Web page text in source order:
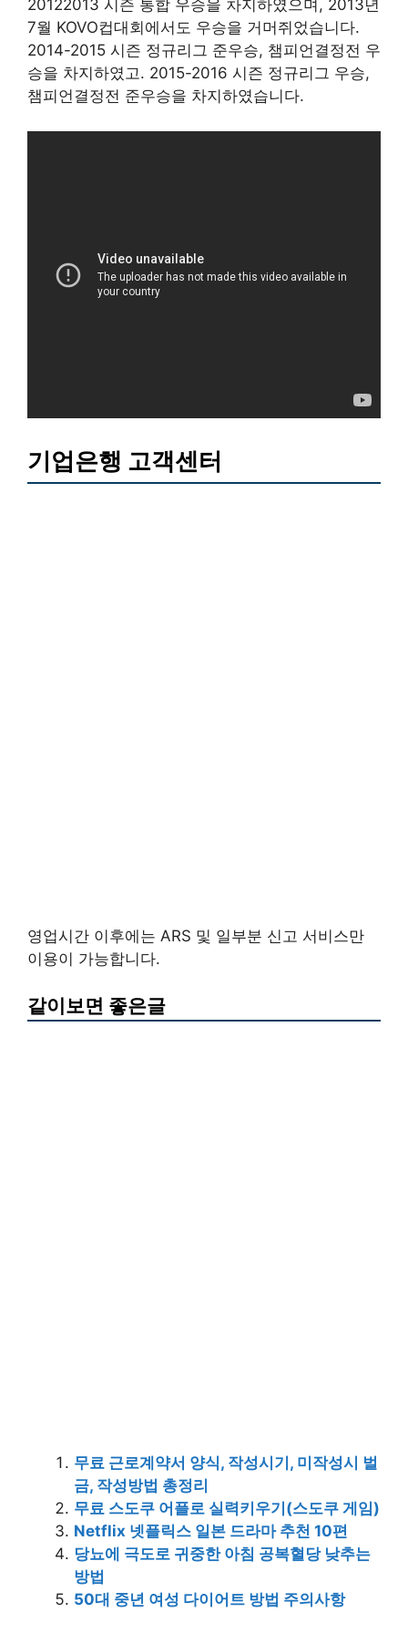
20122013 시즌 통합 우승을 차지하였으며, 2013년
7월 KOVO컵대회에서도 우승을 거머쥐었습니다.
2014-2015 시즌 정규리그 준우승, 챔피언결정전 우
승을 차지하였고. 2015-2016 시즌 정규리그 우승,
챔피언결정전 준우승을 차지하였습니다.
기업은행 고객센터
영업시간 이후에는 ARS 및 일부분 신고 서비스만
이용이 가능합니다.
같이보면 좋은글
무료 근로계약서 양식, 작성시기, 미작성시 벌
금, 작성방법 총정리
무료 스도쿠 어플로 실력키우기(스도쿠 게임)
Netflix 넷플릭스 일본 드라마 추천 10편
당뇨에 극도로 귀중한 아침 공복혈당 낮추는
방법
50대 중년 여성 다이어트 방법 주의사항